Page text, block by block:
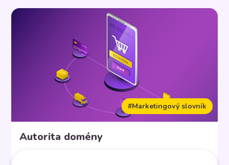
lokality, jazykového nastavenia, histórie internetového
prehliadača, nastavení a podobne. Organické a
platené vyhľadávanie Po zadaní frázy do vyhľadávača
#Marketingový slovník
Autorita domény